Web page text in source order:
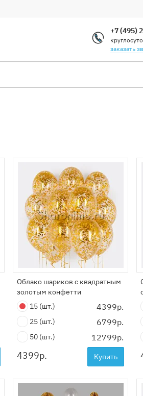
+7 (495)
заказать
Облако шариков с квадратным
золотым конфетти
15 (шт.) 4399р.
25 (шт.) 6799р.
50 (шт.) 12799р.
4399р. Купить